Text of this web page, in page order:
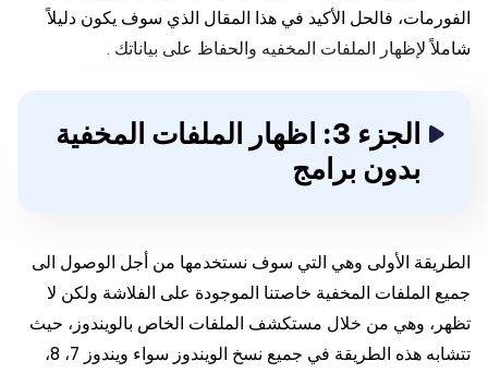
الفورمات، فالحل الأكيد في هذا المقال الذي سوف يكون دليلاً
شاملاً لإظهار الملفات المخفيه والحفاظ على بياناتك .
الجزء 3: اظهار الملفات المخفية
بدون برامج
الطريقة الأولى وهي التي سوف نستخدمها من أجل الوصول الى
جميع الملفات المخفية خاصتنا الموجودة على الفلاشة ولكن لا
تظهر، وهي من خلال مستكشف الملفات الخاص بالويندوز، حيث
تتشابه هذه الطريقة في جميع نسخ الويندوز سواء ويندوز 7، 8،